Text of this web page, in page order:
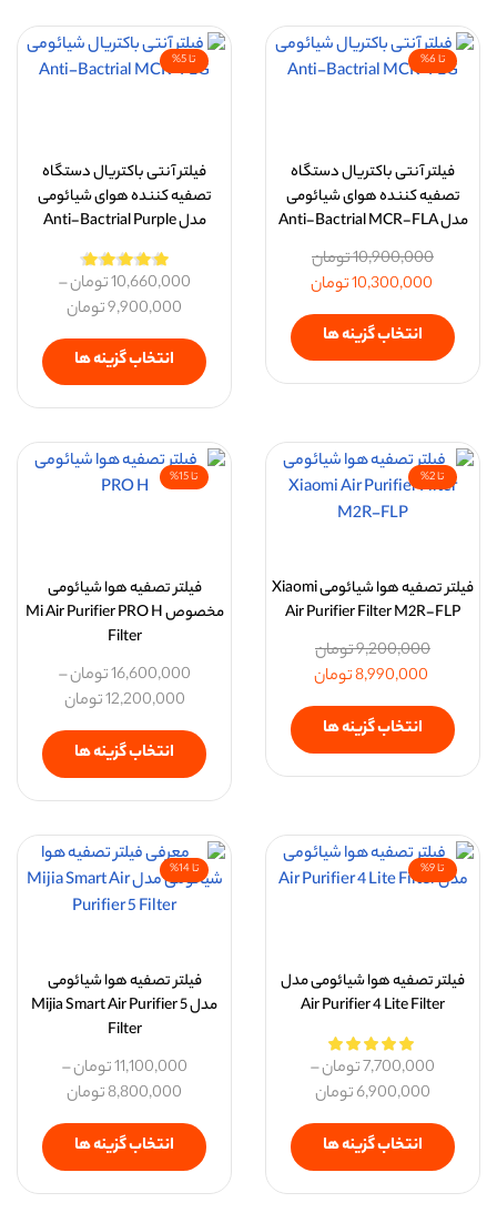
تا 6%
فیلتر آنتی باکتریال دستگاه
تصفیه کننده هوای شیائومی
مدل Anti-Bactrial MCR-FLA
10,900,000تومان
10,300,000تومان
انتخاب گزینه ها
تا 5%
فیلتر آنتی باکتریال دستگاه
تصفیه کننده هوای شیائومی
مدل Anti-Bactrial Purple
10,660,000تومان–
9,900,000تومان
انتخاب گزینه ها
تا 2%
فیلتر تصفیه هوا شیائومی Xiaomi
Air Purifier Filter M2R-FLP
9,200,000تومان
8,990,000تومان
انتخاب گزینه ها
تا 15%
فیلتر تصفیه هوا شیائومی
مخصوص Mi Air Purifier PRO H
Filter
16,600,000تومان–
12,200,000تومان
انتخاب گزینه ها
تا 9%
فیلتر تصفیه هوا شیائومی مدل
Air Purifier 4 Lite Filter
7,700,000تومان–
6,900,000تومان
انتخاب گزینه ها
تا 14%
فیلتر تصفیه هوا شیائومی
مدل Mijia Smart Air Purifier 5
Filter
11,100,000تومان–
8,800,000تومان
انتخاب گزینه ها